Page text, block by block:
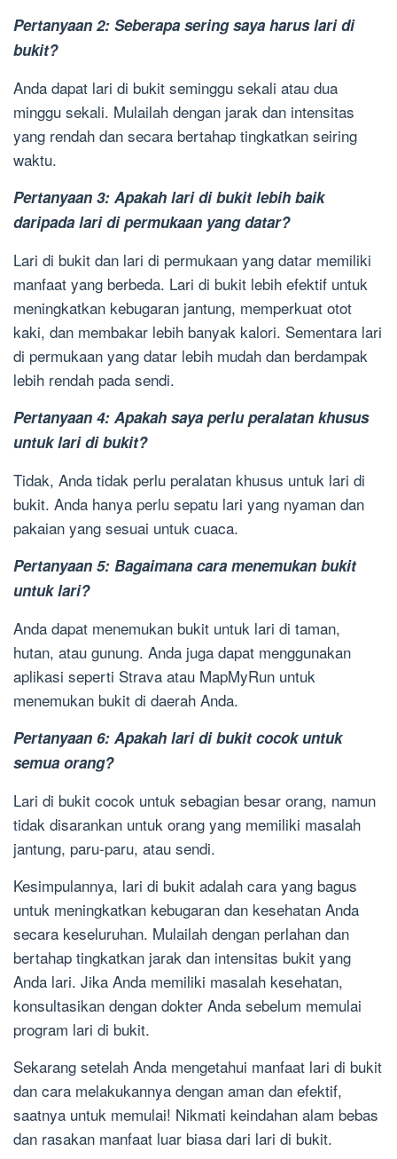
Pertanyaan 2: Seberapa sering saya harus lari di
bukit?
Anda dapat lari di bukit seminggu sekali atau dua
minggu sekali. Mulailah dengan jarak dan intensitas
yang rendah dan secara bertahap tingkatkan seiring
waktu.
Pertanyaan 3: Apakah lari di bukit lebih baik
daripada lari di permukaan yang datar?
Lari di bukit dan lari di permukaan yang datar memiliki
manfaat yang berbeda. Lari di bukit lebih efektif untuk
meningkatkan kebugaran jantung, memperkuat otot
kaki, dan membakar lebih banyak kalori. Sementara lari
di permukaan yang datar lebih mudah dan berdampak
lebih rendah pada sendi.
Pertanyaan 4: Apakah saya perlu peralatan khusus
untuk lari di bukit?
Tidak, Anda tidak perlu peralatan khusus untuk lari di
bukit. Anda hanya perlu sepatu lari yang nyaman dan
pakaian yang sesuai untuk cuaca.
Pertanyaan 5: Bagaimana cara menemukan bukit
untuk lari?
Anda dapat menemukan bukit untuk lari di taman,
hutan, atau gunung. Anda juga dapat menggunakan
aplikasi seperti Strava atau MapMyRun untuk
menemukan bukit di daerah Anda.
Pertanyaan 6: Apakah lari di bukit cocok untuk
semua orang?
Lari di bukit cocok untuk sebagian besar orang, namun
tidak disarankan untuk orang yang memiliki masalah
jantung, paru-paru, atau sendi.
Kesimpulannya, lari di bukit adalah cara yang bagus
untuk meningkatkan kebugaran dan kesehatan Anda
secara keseluruhan. Mulailah dengan perlahan dan
bertahap tingkatkan jarak dan intensitas bukit yang
Anda lari. Jika Anda memiliki masalah kesehatan,
konsultasikan dengan dokter Anda sebelum memulai
program lari di bukit.
Sekarang setelah Anda mengetahui manfaat lari di bukit
dan cara melakukannya dengan aman dan efektif,
saatnya untuk memulai! Nikmati keindahan alam bebas
dan rasakan manfaat luar biasa dari lari di bukit.